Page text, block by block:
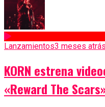
Lanzamientos3 meses atrás
KORN estrena
«Reward The